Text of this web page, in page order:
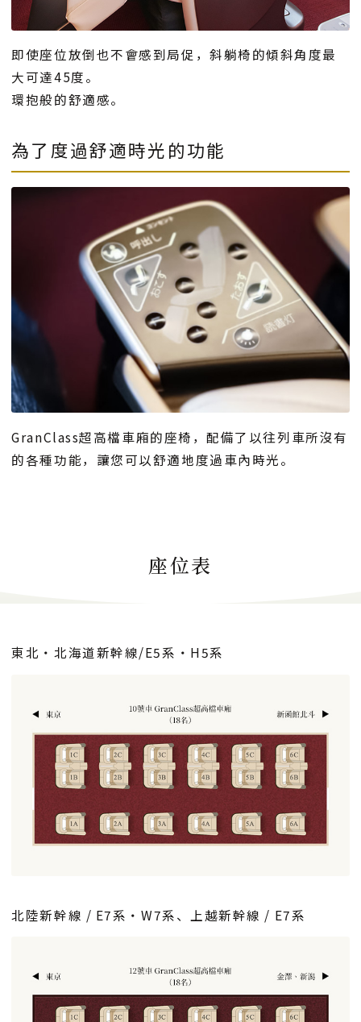
即使座位放倒也不會感到局促，斜躺椅的傾斜角度最
大可達45度。
環抱般的舒適感。
為了度過舒適時光的功能
GranClass超高檔車廂的座椅，配備了以往列車所沒有
的各種功能，讓您可以舒適地度過車內時光。
座位表
東北・北海道新幹線/E5系・H5系
北陸新幹線 / E7系・W7系、上越新幹線 / E7系